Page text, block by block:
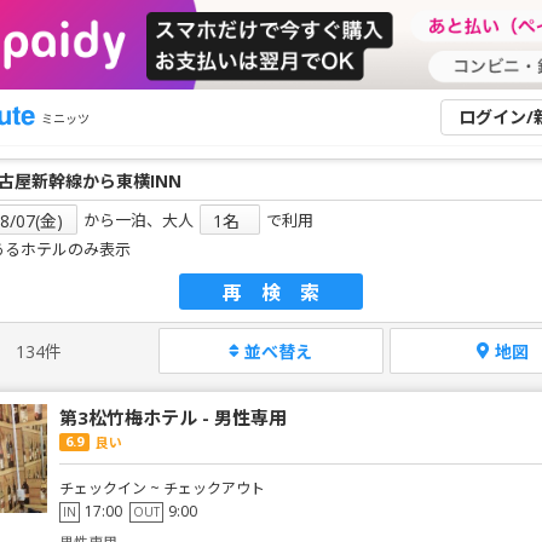
ミニッツ ログイン/
から一泊、大人
で利用
るホテルのみ表示
再検索
134件 並べ替え 地図
第3松竹梅ホテル - 男性専用
6.9 良い
チェックイン ~ チェックアウト
IN 17:00 OUT 9:00